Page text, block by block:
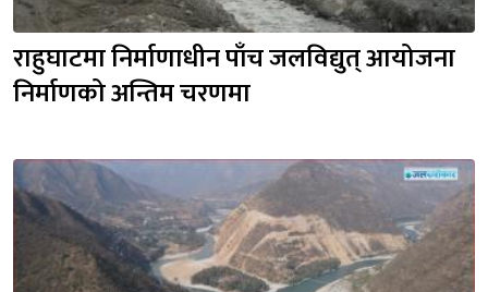
राहुघाटमा निर्माणाधीन पाँच जलविद्युत् आयोजना
निर्माणको अन्तिम चरणमा